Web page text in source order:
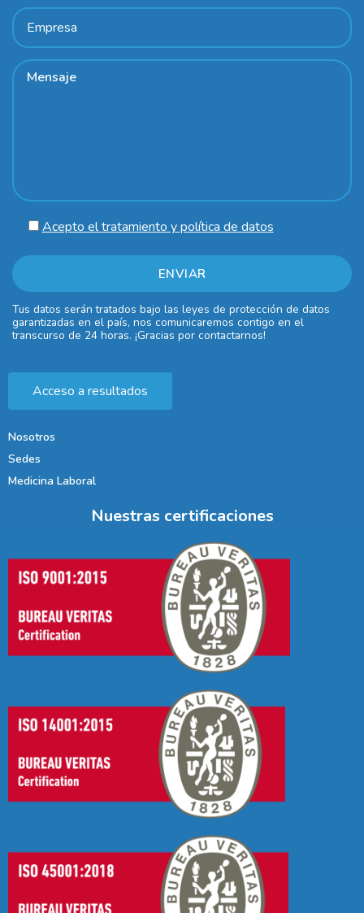
Acepto el tratamiento y política de datos
Tus datos serán tratados bajo las leyes de protección de datos
garantizadas en el país, nos comunicaremos contigo en el
transcurso de 24 horas. ¡Gracias por contactarnos!
Acceso a resultados
Nosotros
Sedes
Medicina Laboral
Nuestras certificaciones